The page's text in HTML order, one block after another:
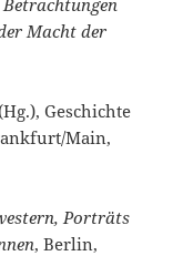
Macht der
Geschichte
Main,
Porträts
, Berlin,